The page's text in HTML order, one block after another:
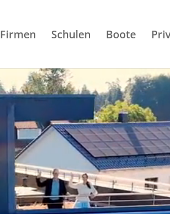
Firmen Schulen Boote